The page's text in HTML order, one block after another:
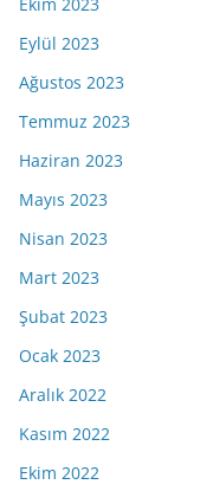
Eylül 2023
Ağustos 2023
Temmuz 2023
Haziran 2023
Mayıs 2023
Nisan 2023
Mart 2023
Şubat 2023
Ocak 2023
Aralık 2022
Kasım 2022
Ekim 2022